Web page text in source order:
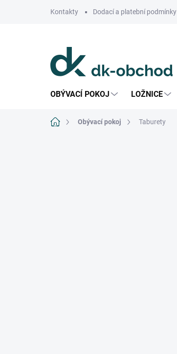
Kontakty Dodací a platební podmínky
OBÝVACÍ POKOJ LOŽNICE
Domů Obývací pokoj Taburety